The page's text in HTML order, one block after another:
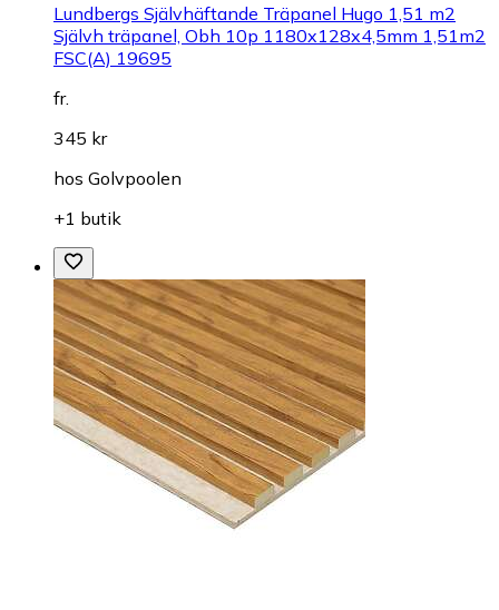
Lundbergs Självhäftande Träpanel Hugo 1,51 m2
Självh träpanel, Obh 10p 1180x128x4,5mm 1,51m2
FSC(A) 19695
fr.
345 kr
hos Golvpoolen
+1 butik